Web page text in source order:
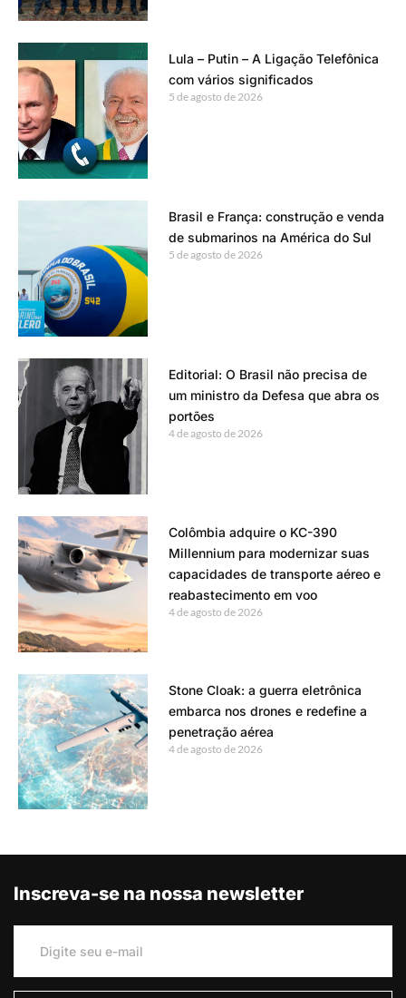
Lula – Putin – A Ligação Telefônica
com vários significados
5 de agosto de 2026
Brasil e França: construção e venda
de submarinos na América do Sul
5 de agosto de 2026
Editorial: O Brasil não precisa de
um ministro da Defesa que abra os
portões
4 de agosto de 2026
Colômbia adquire o KC-390
Millennium para modernizar suas
capacidades de transporte aéreo e
reabastecimento em voo
4 de agosto de 2026
Stone Cloak: a guerra eletrônica
embarca nos drones e redefine a
penetração aérea
4 de agosto de 2026
Inscreva-se na nossa newsletter